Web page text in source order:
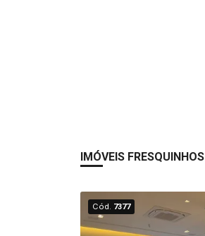
IMÓVEIS FRESQUINHOS
Cód. 7377